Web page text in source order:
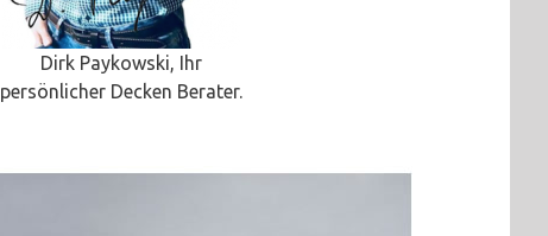
Dirk Paykowski, Ihr
persönlicher Decken Berater.